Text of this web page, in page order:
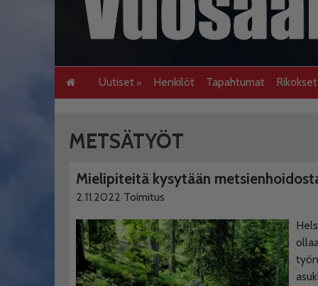
Uutiset Henkilöt Tapahtumat
METSÄTYÖT
Mielipiteitä kysytään
2.11.2022 Toimitus